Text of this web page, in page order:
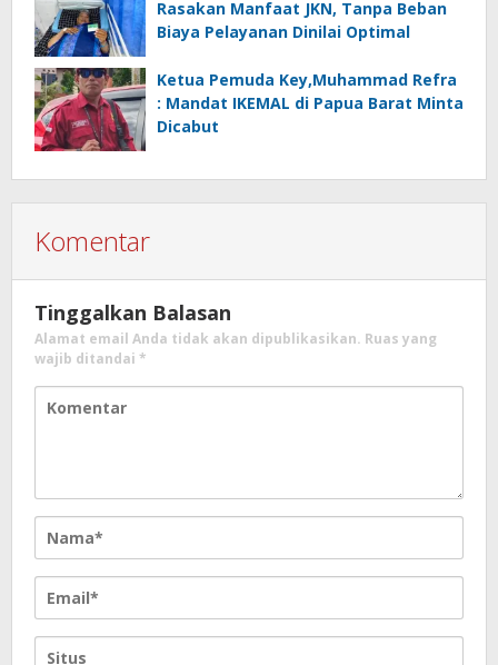
Rasakan Manfaat JKN, Tanpa Beban
Biaya Pelayanan Dinilai Optimal
Ketua Pemuda Key,Muhammad Refra
: Mandat IKEMAL di Papua Barat Minta
Dicabut
Komentar
Tinggalkan Balasan
Alamat email Anda tidak akan dipublikasikan. Ruas yang
wajib ditandai *